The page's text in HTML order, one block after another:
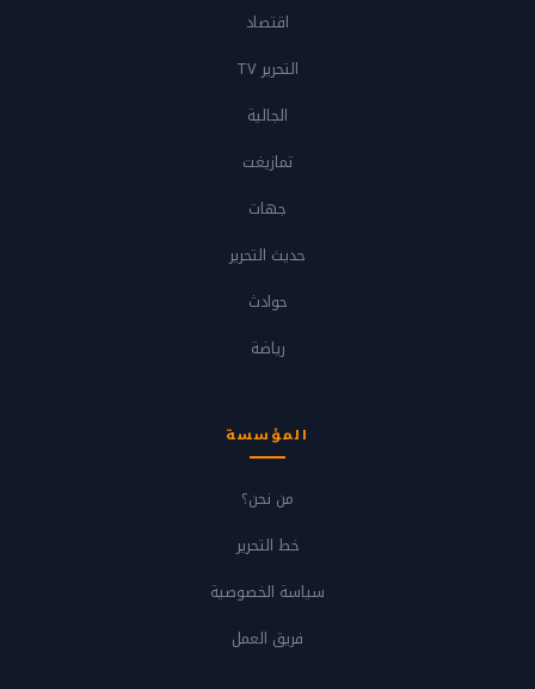
اقتصاد
التحرير TV
الجالية
تمازيغت
جهات
حديث التحرير
حوادث
رياضة
المؤسسة
من نحن؟
خط التحرير
سياسة الخصوصية
فريق العمل